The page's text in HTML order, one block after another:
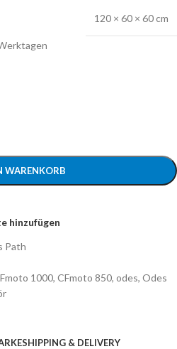
120 × 60 × 60 cm
WARENKORB
hinzufügen
Path
1000, CFmoto 850, odes, Odes
SHIPPING & DELIVERY